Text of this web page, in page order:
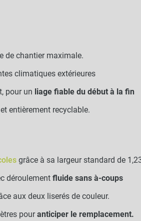
de chantier maximale.
climatiques extérieures
pour un liage fiable du début à la fin
entièrement recyclable.
grâce à sa largeur standard de
déroulement fluide sans à-coups
aux deux liserés de couleur.
pouranticiper le remplacement.